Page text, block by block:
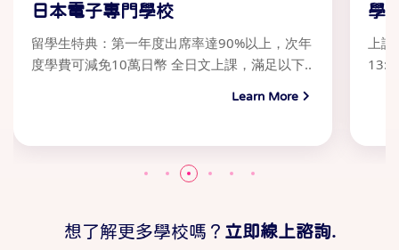
日本電子專門學校
留學生特典：第一年度出席率達90%以上，次年
度學費可減免10萬日幣 全日文上課，滿足以下..
Learn More
學
上
想了解更多學校嗎？ 立即線上諮詢.